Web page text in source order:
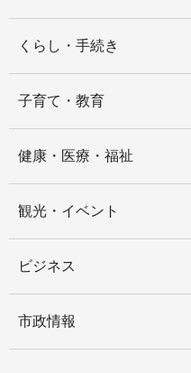
くらし・手続き
子育て・教育
健康・医療・福祉
観光・イベント
ビジネス
市政情報